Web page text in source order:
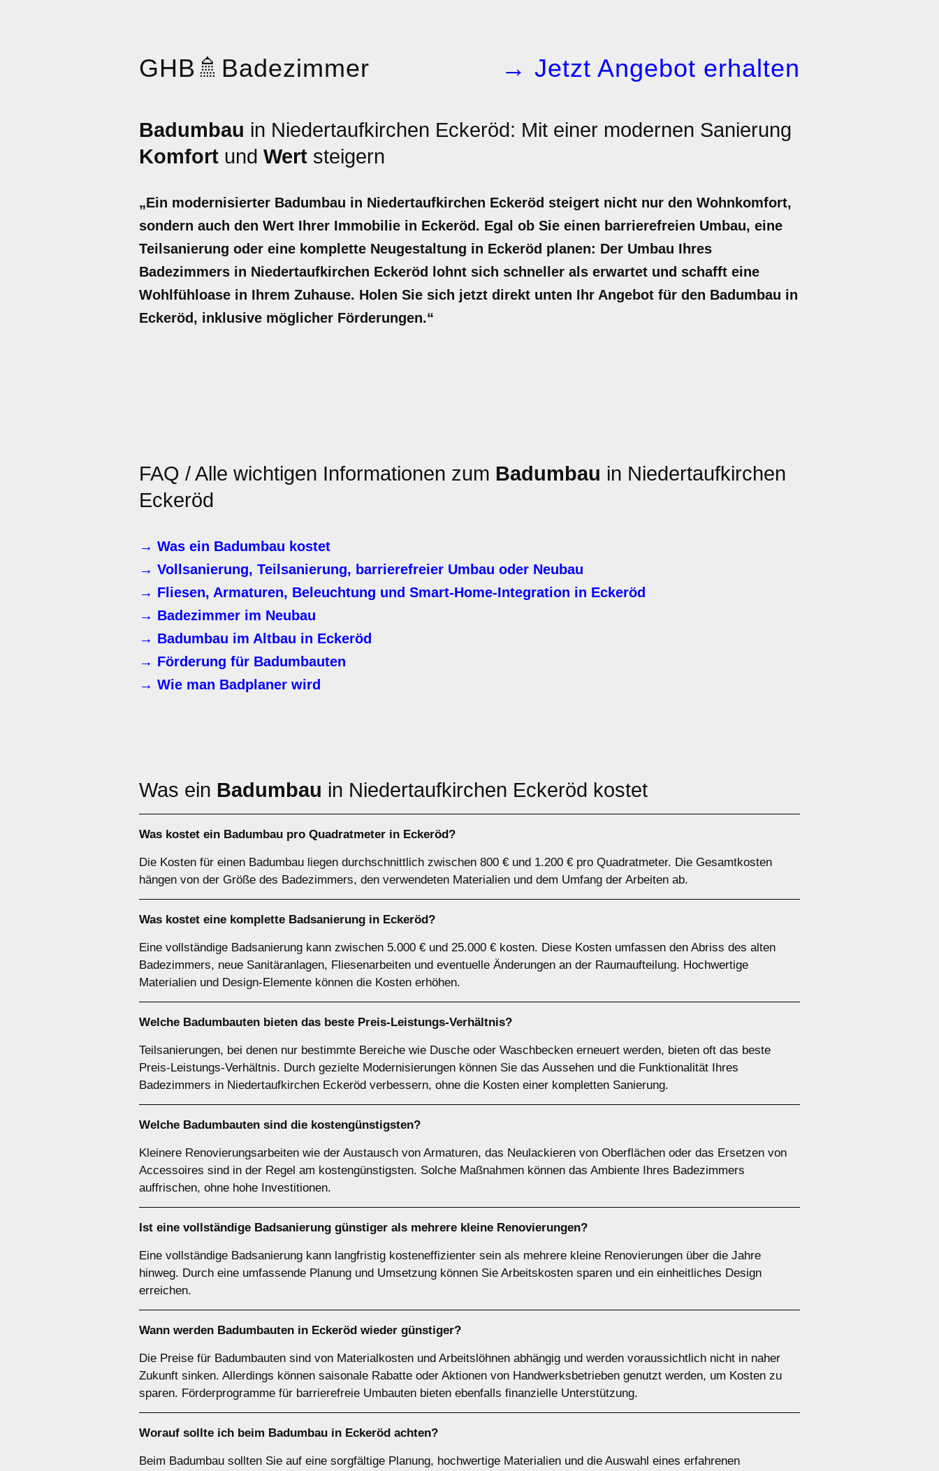
GHB 🚿 Badezimmer → Jetzt Angebot erhalten
Badumbau in Niedertaufkirchen Eckeröd: Mit einer modernen Sanierung
Komfort und Wert steigern
„Ein modernisierter Badumbau in Niedertaufkirchen Eckeröd steigert nicht nur den Wohnkomfort,
sondern auch den Wert Ihrer Immobilie in Eckeröd. Egal ob Sie einen barrierefreien Umbau, eine
Teilsanierung oder eine komplette Neugestaltung in Eckeröd planen: Der Umbau Ihres
Badezimmers in Niedertaufkirchen Eckeröd lohnt sich schneller als erwartet und schafft eine
Wohlfühloase in Ihrem Zuhause. Holen Sie sich jetzt direkt unten Ihr Angebot für den Badumbau in
Eckeröd, inklusive möglicher Förderungen.“
FAQ / Alle wichtigen Informationen zum Badumbau in Niedertaufkirchen
Eckeröd
→ Was ein Badumbau kostet
→ Vollsanierung, Teilsanierung, barrierefreier Umbau oder Neubau
→ Fliesen, Armaturen, Beleuchtung und Smart-Home-Integration in Eckeröd
→ Badezimmer im Neubau
→ Badumbau im Altbau in Eckeröd
→ Förderung für Badumbauten
→ Wie man Badplaner wird
Was ein Badumbau in Niedertaufkirchen Eckeröd kostet
Was kostet ein Badumbau pro Quadratmeter in Eckeröd?
Die Kosten für einen Badumbau liegen durchschnittlich zwischen 800 € und 1.200 € pro Quadratmeter. Die Gesamtkosten
hängen von der Größe des Badezimmers, den verwendeten Materialien und dem Umfang der Arbeiten ab.
Was kostet eine komplette Badsanierung in Eckeröd?
Eine vollständige Badsanierung kann zwischen 5.000 € und 25.000 € kosten. Diese Kosten umfassen den Abriss des alten
Badezimmers, neue Sanitäranlagen, Fliesenarbeiten und eventuelle Änderungen an der Raumaufteilung. Hochwertige
Materialien und Design-Elemente können die Kosten erhöhen.
Welche Badumbauten bieten das beste Preis-Leistungs-Verhältnis?
Teilsanierungen, bei denen nur bestimmte Bereiche wie Dusche oder Waschbecken erneuert werden, bieten oft das beste
Preis-Leistungs-Verhältnis. Durch gezielte Modernisierungen können Sie das Aussehen und die Funktionalität Ihres
Badezimmers in Niedertaufkirchen Eckeröd verbessern, ohne die Kosten einer kompletten Sanierung.
Welche Badumbauten sind die kostengünstigsten?
Kleinere Renovierungsarbeiten wie der Austausch von Armaturen, das Neulackieren von Oberflächen oder das Ersetzen von
Accessoires sind in der Regel am kostengünstigsten. Solche Maßnahmen können das Ambiente Ihres Badezimmers
auffrischen, ohne hohe Investitionen.
Ist eine vollständige Badsanierung günstiger als mehrere kleine Renovierungen?
Eine vollständige Badsanierung kann langfristig kosteneffizienter sein als mehrere kleine Renovierungen über die Jahre
hinweg. Durch eine umfassende Planung und Umsetzung können Sie Arbeitskosten sparen und ein einheitliches Design
erreichen.
Wann werden Badumbauten in Eckeröd wieder günstiger?
Die Preise für Badumbauten sind von Materialkosten und Arbeitslöhnen abhängig und werden voraussichtlich nicht in naher
Zukunft sinken. Allerdings können saisonale Rabatte oder Aktionen von Handwerksbetrieben genutzt werden, um Kosten zu
sparen. Förderprogramme für barrierefreie Umbauten bieten ebenfalls finanzielle Unterstützung.
Worauf sollte ich beim Badumbau in Eckeröd achten?
Beim Badumbau sollten Sie auf eine sorgfältige Planung, hochwertige Materialien und die Auswahl eines erfahrenen